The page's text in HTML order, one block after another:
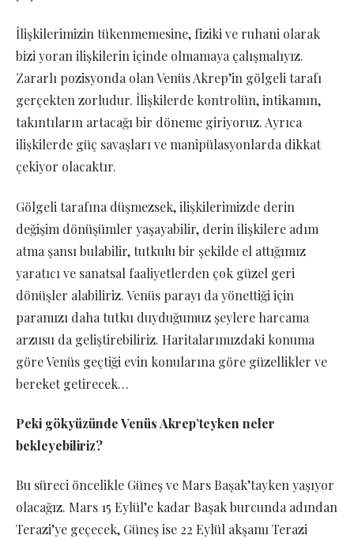
İlişkilerimizin tükenmemesine, fiziki ve ruhani olarak
bizi yoran ilişkilerin içinde olmamaya çalışmalıyız.
Zararlı pozisyonda olan Venüs Akrep’in gölgeli tarafı
gerçekten zorludur. İlişkilerde kontrolün, intikamın,
takıntıların artacağı bir döneme giriyoruz. Ayrıca
ilişkilerde güç savaşları ve manipülasyonlarda dikkat
çekiyor olacaktır.
Gölgeli tarafına düşmezsek, ilişkilerimizde derin
değişim dönüşümler yaşayabilir, derin ilişkilere adım
atma şansı bulabilir, tutkulu bir şekilde el attığımız
yaratıcı ve sanatsal faaliyetlerden çok güzel geri
dönüşler alabiliriz. Venüs parayı da yönettiği için
paramızı daha tutku duyduğumuz şeylere harcama
arzusu da geliştirebiliriz. Haritalarımızdaki konuma
göre Venüs geçtiği evin konularına göre güzellikler ve
bereket getirecek…
Peki gökyüzünde Venüs Akrep’teyken neler
bekleyebiliriz?
Bu süreci öncelikle Güneş ve Mars Başak’tayken yaşıyor
olacağız. Mars 15 Eylül’e kadar Başak burcunda adından
Terazi’ye geçecek, Güneş ise 22 Eylül akşamı Terazi